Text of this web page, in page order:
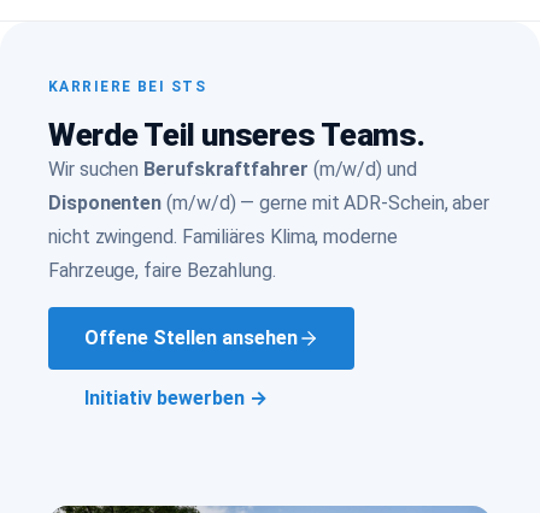
KARRIERE BEI STS
Werde Teil unseres Teams.
Wir suchen Berufskraftfahrer (m/w/d) und
Disponenten (m/w/d) — gerne mit ADR-Schein, aber
nicht zwingend. Familiäres Klima, moderne
Fahrzeuge, faire Bezahlung.
Offene Stellen ansehen
Initiativ bewerben →